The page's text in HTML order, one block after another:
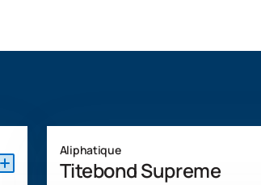
Aliphatique
Titebond Supreme